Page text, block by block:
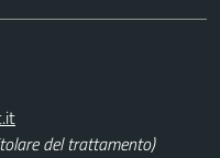
del trattamento)